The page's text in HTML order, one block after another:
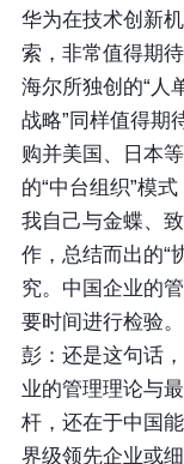
华为在技术创新
索，非常值得期待
海尔所独创的“人
战略”同样值得期
购并美国、日本
的“中台组织”模
我自己与金蝶、
作，总结而出的“
究。中国企业的
要时间进行检验。
彭：还是这句话
业的管理理论与
杆，还在于中国
界级领先企业或